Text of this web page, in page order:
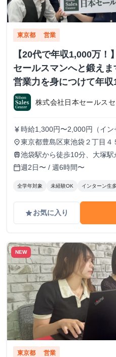
東京都 営業
【20代で年収1,000万
セールスマンへと鍛え
営業力を身につけて年
せんか？ ※当社直結内定
可 #1.2年生可 - 株式会社
の長期・有給インターン
株式会社日本セールス
currency_yen 時給1,300円〜2,000円（イン
place東京都豊島区東池袋２丁目４
train池袋駅から徒歩10分、大塚
calendar_today週2日〜 / 週6時間〜
全学年対象 未経験OK インターン生
gradeお気に入り
NEW
東京都 営業